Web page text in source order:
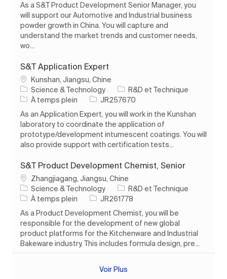
As a S&T Product Development Senior Manager, you
will support our Automotive and Industrial business
powder growth in China. You will capture and
understand the market trends and customer needs,
wo...
S&T Application Expert
Emplacement
Kunshan, Jiangsu, Chine
Science & Technology
Catégorie
R&D et Technique
Type d’emploi
À temps plein ID de l’emploi
JR257670
As an Application Expert, you will work in the Kunshan
laboratory to coordinate the application of
prototype/development intumescent coatings. You will
also provide support with certification tests...
S&T Product Development Chemist, Senior
Emplacement
Zhangjiagang, Jiangsu, Chine
Science & Technology
Catégorie
R&D et Technique
Type d’emploi
À temps plein ID de l’emploi
JR261778
As a Product Development Chemist, you will be
responsible for the development of new global
product platforms for the Kitchenware and Industrial
Bakeware industry. This includes formula design, pre...
Voir Plus